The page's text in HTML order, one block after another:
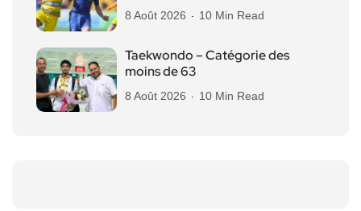
8 Août 2026 10 Min Read
Taekwondo – Catégorie des
moins de 63
8 Août 2026 10 Min Read